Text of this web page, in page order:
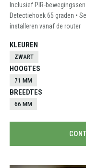
Inclusief PIR-
Detectiehoek 65 graden •
installeren vanaf de router
KLEUREN
ZWART
HOOGTES
71 MM
BREEDTES
66 MM